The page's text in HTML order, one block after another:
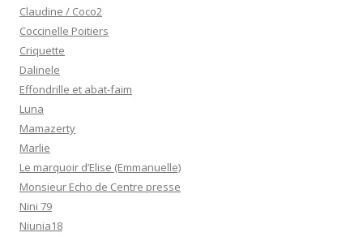
Claudine / Coco2
Coccinelle Poitiers
Criquette
Dalinele
Effondrille et abat-faim
Luna
Mamazerty
Marlie
Le marquoir d’Elise (Emmanuelle)
Monsieur Echo de Centre presse
Nini 79
Niunia18